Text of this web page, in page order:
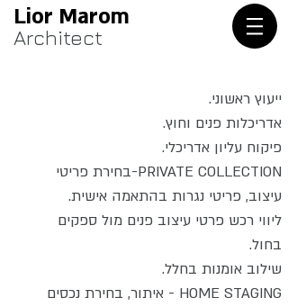
Lior Marom
Architect
ייעוץ ראשוני.
אדריכלות פנים וחוץ.
פיקוח עליון אדריכלי.
PRIVATE COLLECTION-בחירת פריטי
עיצוב, פריטי נגרות בהתאמה אישית.
ליווי רכש פרטי עיצוב פנים מול ספקים
בחול.
שילוב אומנות בחלל.
HOME STAGING - איתור, בחירת נכסים